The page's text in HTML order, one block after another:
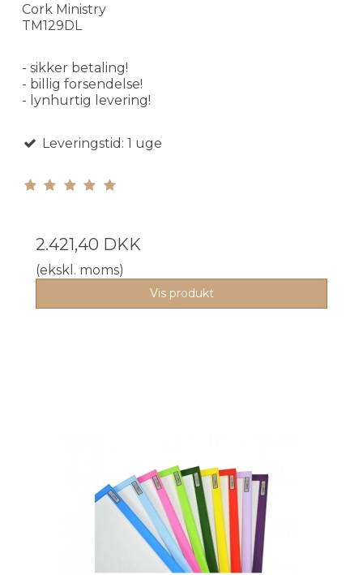
Cork Ministry
TM129DL
- sikker betaling!
- billig forsendelse!
- lynhurtig levering!
Leveringstid: 1 uge
2.421,40 DKK
(ekskl. moms)
Vis produkt